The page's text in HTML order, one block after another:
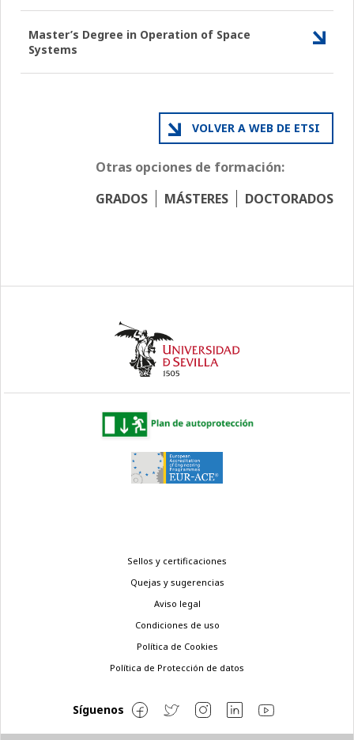
Master’s Degree in Operation of Space
Systems
VOLVER A WEB DE ETSI
Otras opciones de formación:
GRADOS
MÁSTERES DOCTORADOS
Sellos y certificaciones
Quejas y sugerencias
Aviso legal
Condiciones de uso
Política de Cookies
Política de Protección de datos
Síguenos